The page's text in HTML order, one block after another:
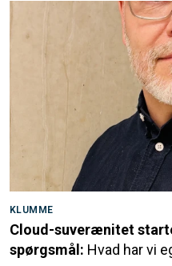
KLUMME
Cloud-suverænitet
spørgsmål: Hvad har vi